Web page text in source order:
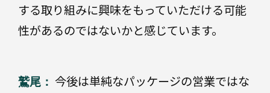
する取り組みに興味をもっていただける可能
性があるのではないかと感じています。
鷲尾： 今後は単純なパッケージの営業ではな